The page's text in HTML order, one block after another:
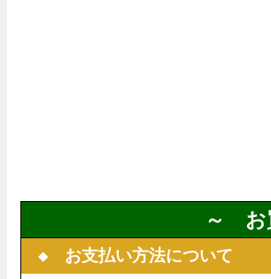
～ お
◆ お支払い方法について